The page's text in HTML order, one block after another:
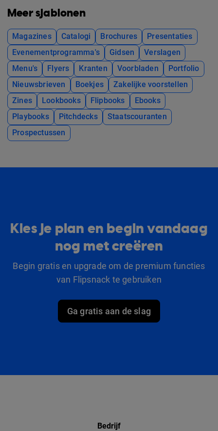
Meer sjablonen
Magazines Catalogi Brochures
Presentaties
Evenementprogramma's
Gidsen
Verslagen
Menu's
Flyers Kranten Voorbladen
Portfolio
Nieuwsbrieven
Boekjes
Zakelijke voorstellen
Zines
Lookbooks Flipbooks
Ebooks
Playbooks
Pitchdecks
Staatscouranten
Prospectussen
Kies je plan en begin vandaag
nog met creëren
Begin gratis en upgrade om de premium functies
van Flipsnack te gebruiken
Ga gratis aan de slag
Bedrijf